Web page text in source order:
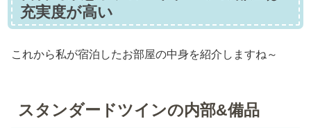
充実度が高い
これから私が宿泊したお部屋の中身を紹介しますね～
スタンダードツインの内部&備品